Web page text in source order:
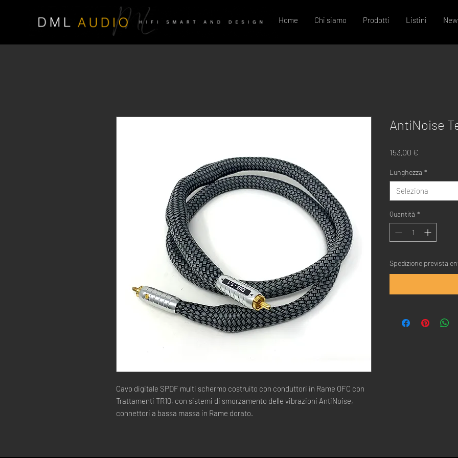
Home Chi siamo Prodotti Listini
Cavo digitale SPDF multi schermo costruito con conduttori in Rame OFC con
Trattamenti TR10, con sistemi di smorzamento delle vibrazioni AntiNoise,
connettori a bassa massa in Rame dorato.
AntiNoise
153,00 €
Lunghezza *
Seleziona
Quantità *
Spedizione prevista